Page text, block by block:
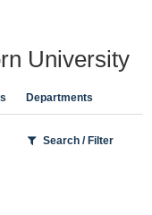
University
Departments
Search / Filter